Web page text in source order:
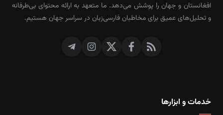
افغانستان و جهان را پوشش می‌دهد. ما متعهد به ارائه محتوای بی‌طرفانه
و تحلیل‌های عمیق برای مخاطبان فارسی‌زبان در سراسر جهان هستیم.
خدمات و ابزارها